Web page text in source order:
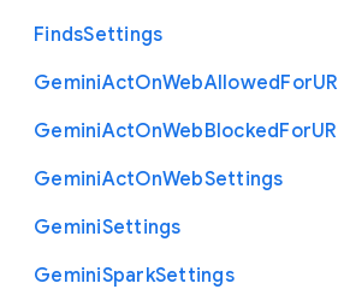
FindsSettings
GeminiActOnWebAllowedForUR
GeminiActOnWebBlockedForUR
GeminiActOnWebSettings
GeminiSettings
GeminiSparkSettings